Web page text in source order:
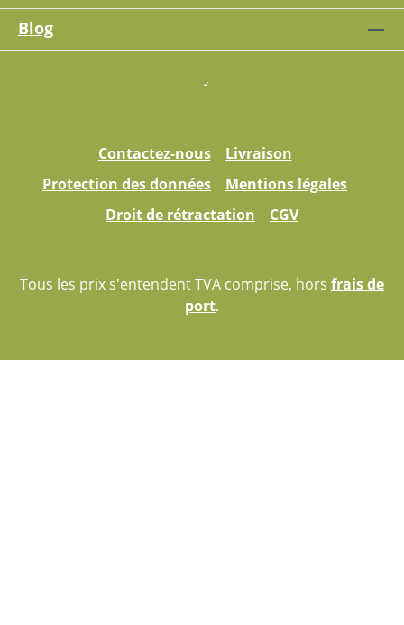
Blog
Contactez-nous
Livraison
Protection des données
Mentions légales
Droit de rétractation
CGV
Tous les prix s'entendent TVA comprise, hors frais de
port.